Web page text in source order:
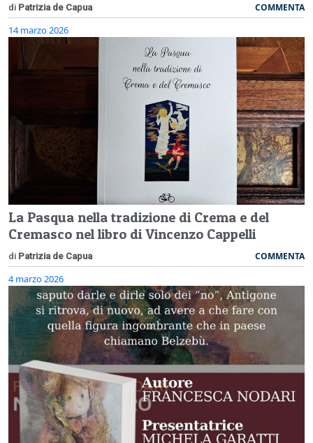
di Patrizia de Capua COMMENTA
14 marzo 2026
La Pasqua nella tradizione di Crema e del
Cremasco nel libro di Vincenzo Cappelli
di Patrizia de Capua COMMENTA
4 marzo 2026